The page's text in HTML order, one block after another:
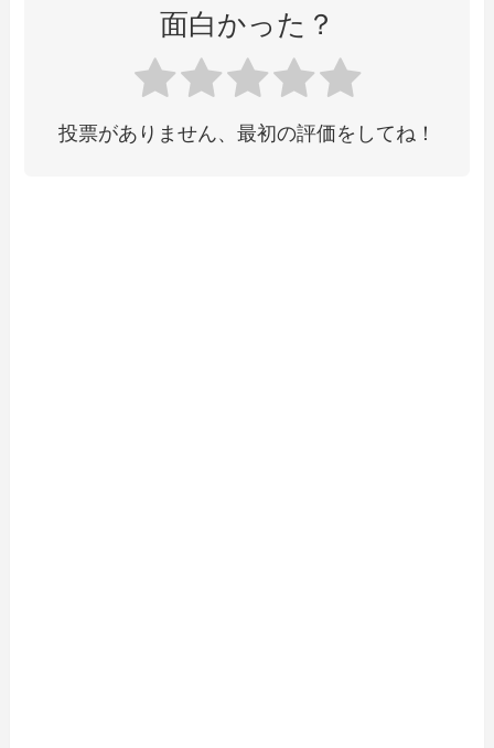
面白かった？
投票がありません、最初の評価をしてね！